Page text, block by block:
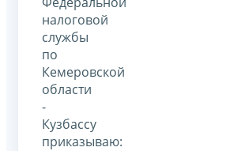
налоговой
службы
по
Кемеровской
области
-
Кузбассу
приказываю: